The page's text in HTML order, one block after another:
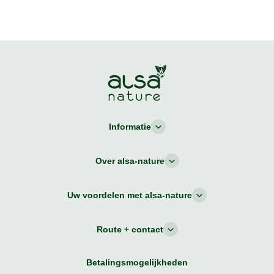
Informatie
Over alsa-nature
Uw voordelen met alsa-nature
Route + contact
Betalingsmogelijkheden